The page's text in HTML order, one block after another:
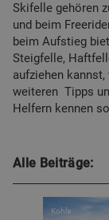
Skifelle gehören
und beim
beim Aufstieg
Steigfelle,
aufziehen
weiteren Tipps
Helfern kennen
Alle Beiträge:
Kohla